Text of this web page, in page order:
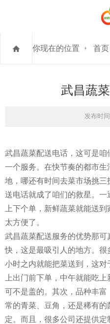
你现在的位置 首页
武昌蔬
发布时
武昌蔬菜配送电话，这可是
一个服务。在快节奏的都市
地，哪还有时间去菜市场挑
送电话就成了咱们的救星。
上下个单，新鲜蔬菜就能送
太方便了。
武昌蔬菜配送服务的优势那
快，这是最吸引人的地方。
小时之内就能把菜送到，这
上出门前下单，中午就能吃
可不是盖的。其次，品种丰
常的青菜、豆角，还是稀有
定。而且，很多公司还提供